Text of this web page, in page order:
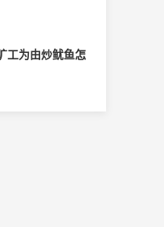
工为由炒鱿鱼怎